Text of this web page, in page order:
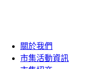
關於我們
市集活動資訊